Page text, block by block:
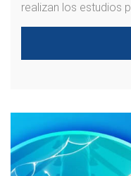
realizan los estudios